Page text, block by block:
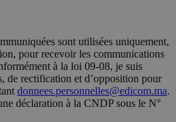
sont utilisées uniquement,
pour recevoir les communications
à la loi 09-08, je suis
de rectification et d’opposition pour
donnees.personnelles@edicom.ma.
déclaration à la CNDP sous le N°